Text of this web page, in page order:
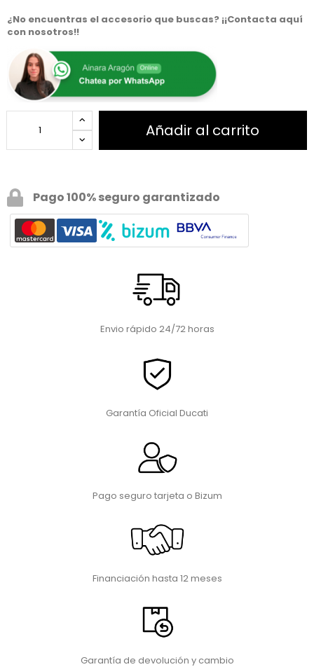
¿No encuentras el accesorio que buscas? ¡¡Contacta aquí
con nosotros!!
Añadir al carrito
Pago 100% seguro garantizado
Envio rápido 24/72 horas
Garantía Oficial Ducati
Pago seguro tarjeta o Bizum
Financiación hasta 12 meses
Garantía de devolución y cambio